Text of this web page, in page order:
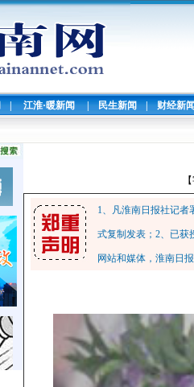
| 江淮·暖新闻 | 民生新闻 | 财经新
1、凡淮南日报社记
式复制发表；2、已获
网站和媒体，淮南日